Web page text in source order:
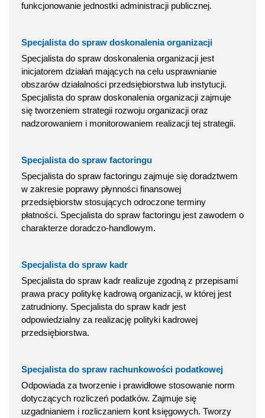
funkcjonowanie jednostki administracji publicznej.
Specjalista do spraw doskonalenia organizacji
Specjalista do spraw doskonalenia organizacji jest
inicjatorem działań mających na celu usprawnianie
obszarów działalności przedsiębiorstwa lub instytucji.
Specjalista do spraw doskonalenia organizacji zajmuje
się tworzeniem strategii rozwoju organizacji oraz
nadzorowaniem i monitorowaniem realizacji tej strategii.
Specjalista do spraw factoringu
Specjalista do spraw factoringu zajmuje się doradztwem
w zakresie poprawy płynności finansowej
przedsiębiorstw stosujących odroczone terminy
płatności. Specjalista do spraw factoringu jest zawodem o
charakterze doradczo-handlowym.
Specjalista do spraw kadr
Specjalista do spraw kadr realizuje zgodną z przepisami
prawa pracy politykę kadrową organizacji, w której jest
zatrudniony. Specjalista do spraw kadr jest
odpowiedzialny za realizację polityki kadrowej
przedsiębiorstwa.
Specjalista do spraw rachunkowości podatkowej
Odpowiada za tworzenie i prawidłowe stosowanie norm
dotyczących rozliczeń podatków. Zajmuje się
uzgadnianiem i rozliczaniem kont księgowych. Tworzy